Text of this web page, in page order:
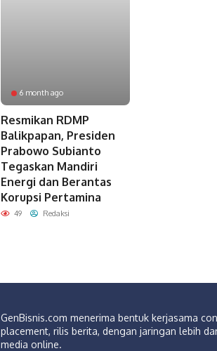
6 month ago
Resmikan RDMP
Balikpapan, Presiden
Prabowo Subianto
Tegaskan Mandiri
Energi dan Berantas
Korupsi Pertamina
49 Redaksi
GenBisnis.com menerima bentuk kerjasama
placement, rilis berita, dengan jaringan lebih
media online.